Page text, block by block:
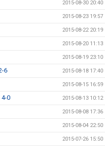
2015-08-30 20:40
2015-08-23 19:57
2015-08-22 20:19
2015-08-20 11:13
2015-08-19 23:10
6 2015-08-18 17:40
2015-08-15 16:59
4-0 2015-08-13 10:12
2015-08-08 17:36
2015-08-04 22:50
2015-07-26 15:50